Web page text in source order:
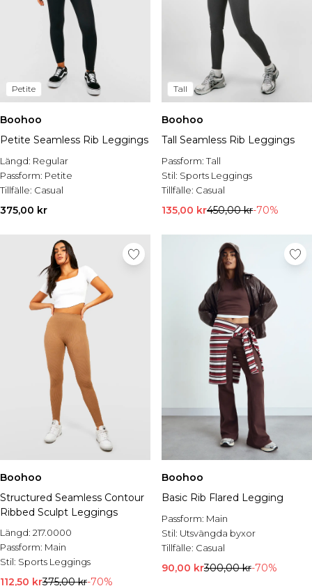
Petite
Boohoo
Petite Seamless Rib Leggings
Längd: Regular
Passform: Petite
Tillfälle: Casual
375,00 kr
Tall
Boohoo
Tall Seamless Rib Leggings
Passform:Tall
Stil: Sports Leggings
Tillfälle: Casual
135,00 kr450,00 kr-70%
Boohoo
Structured Seamless Contour
Ribbed Sculpt Leggings
Längd: 217.0000
Passform: Main
Stil: Sports Leggings
112,50 kr375,00 kr-70%
Boohoo
Basic Rib Flared Legging
Passform: Main
Stil: Utsvängda byxor
Tillfälle: Casual
90,00 kr300,00 kr-70%